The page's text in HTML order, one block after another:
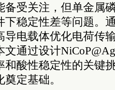
备受关注，但单金属
下稳定性差等问题。
导电载体优化电荷传
通过设计
和酸性稳定性的关键
定基础。